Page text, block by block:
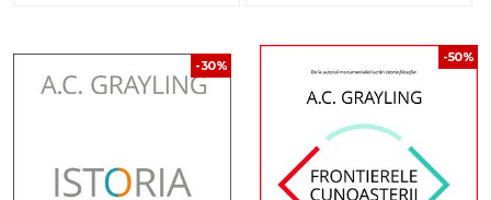
-30%
-50%